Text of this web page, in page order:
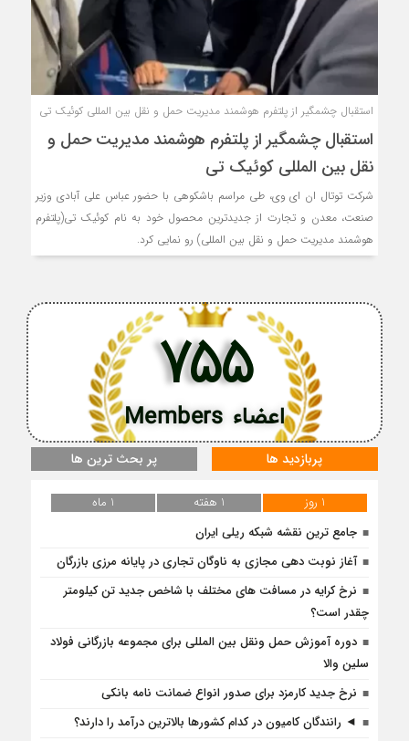
استقبال چشمگیر از پلتفرم هوشمند مدیریت حمل و نقل بین المللی کوئیک تی
استقبال چشمگیر از پلتفرم هوشمند مدیریت حمل و
نقل بین المللی کوئیک تی
شرکت توتال ان ای وی، طی مراسم باشکوهی با حضور عباس علی آبادی وزیر
صنعت، معدن و تجارت از جدیدترین محصول خود به نام کوئیک تی(پلتفرم
هوشمند مدیریت حمل و نقل بین المللی) رو نمایی کرد.
اعضاء Members
755
پربازدید ها پر بحث ترین ها
1 روز 1 هفته
1 ماه
جامع ترین نقشه شبکه ریلی ایران
آغاز نوبت دهی مجازی به ناوگان تجاری در پایانه مرزی بازرگان
نرخ کرایه در مسافت‌ های مختلف با شاخص جدید تن کیلومتر
چقدر است؟
دوره آموزش حمل ونقل بین المللی برای مجموعه بازرگانی فولاد
سلین والا
نرخ جدید کارمزد برای صدور انواع ضمانت نامه بانکی
◄ رانندگان کامیون در کدام کشورها بالاترین درآمد را دارند؟